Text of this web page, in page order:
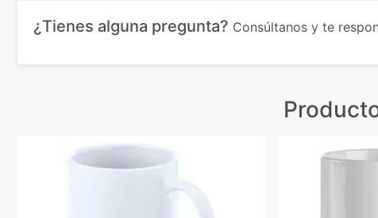
¿Tienes alguna pregunta? Consúltanos y te